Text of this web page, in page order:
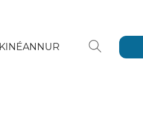
KINÉANNUR